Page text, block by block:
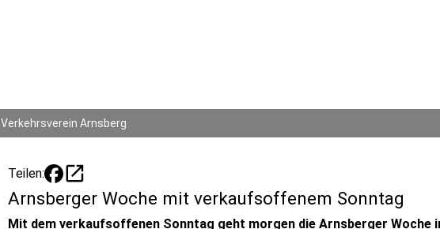
Verkehrsverein Arnsberg
Teilen: open_in_new
Arnsberger Woche mit verkaufsoffenem Sonntag
Mit dem verkaufsoffenen Sonntag geht morgen die Arnsberger Woche